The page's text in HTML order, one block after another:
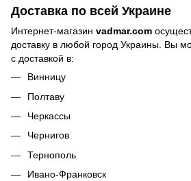
Доставка по всей Украине
Интернет-магазин vadmar.com
доставку в любой город Украины. Вы
с доставкой в:
Винницу
Полтаву
Черкассы
Чернигов
Тернополь
Ивано-Франковск